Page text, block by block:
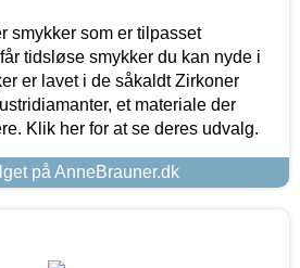
smykker som er tilpasset
tidsløse smykker du kan nyde i
er lavet i de såkaldt Zirkoner
et materiale der
Klik her for at se deres udvalg.
på AnneBrauner.dk